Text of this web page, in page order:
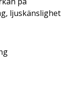
ljuskänslighet